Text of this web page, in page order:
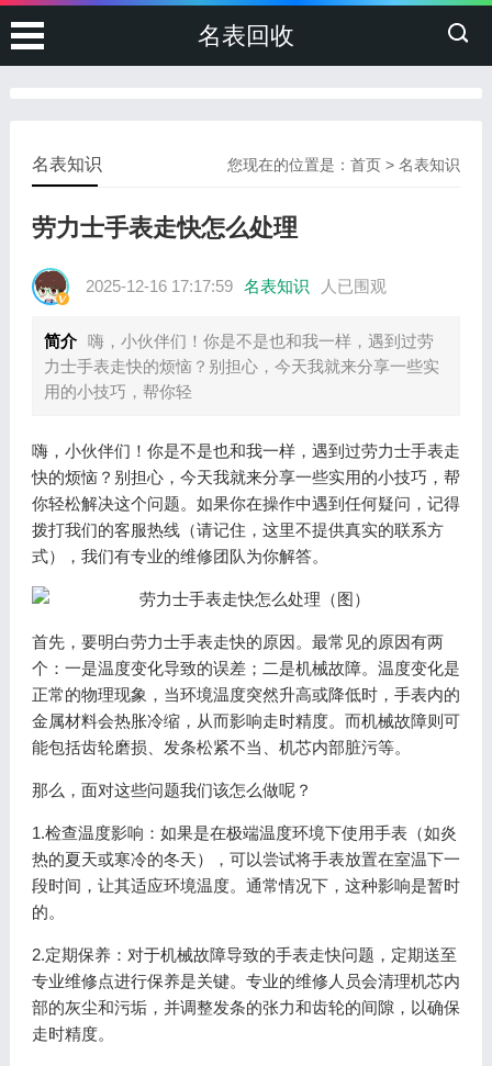
名表回收
您现在的位置是：首页 >名表知识
名表知识
劳力士手表走快怎么处理
2025-12-16 17:17:59 名表知识 人已围观
简介 嗨，小伙伴们！你是不是也和我一样，遇到过劳
力士手表走快的烦恼？别担心，今天我就来分享一些实
用的小技巧，帮你轻
嗨，小伙伴们！你是不是也和我一样，遇到过劳力士手表走
快的烦恼？别担心，今天我就来分享一些实用的小技巧，帮
你轻松解决这个问题。如果你在操作中遇到任何疑问，记得
拨打我们的客服热线（请记住，这里不提供真实的联系方
式），我们有专业的维修团队为你解答。
首先，要明白劳力士手表走快的原因。最常见的原因有两
个：一是温度变化导致的误差；二是机械故障。温度变化是
正常的物理现象，当环境温度突然升高或降低时，手表内的
金属材料会热胀冷缩，从而影响走时精度。而机械故障则可
能包括齿轮磨损、发条松紧不当、机芯内部脏污等。
那么，面对这些问题我们该怎么做呢？
1.检查温度影响：如果是在极端温度环境下使用手表（如炎
热的夏天或寒冷的冬天），可以尝试将手表放置在室温下一
段时间，让其适应环境温度。通常情况下，这种影响是暂时
的。
2.定期保养：对于机械故障导致的手表走快问题，定期送至
专业维修点进行保养是关键。专业的维修人员会清理机芯内
部的灰尘和污垢，并调整发条的张力和齿轮的间隙，以确保
走时精度。